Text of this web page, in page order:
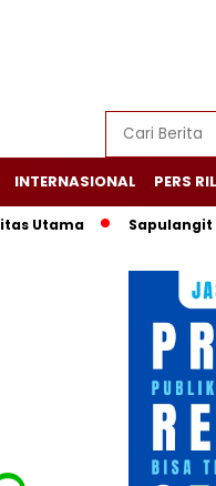
INTERNASIONAL PERS
Sapulangit PR